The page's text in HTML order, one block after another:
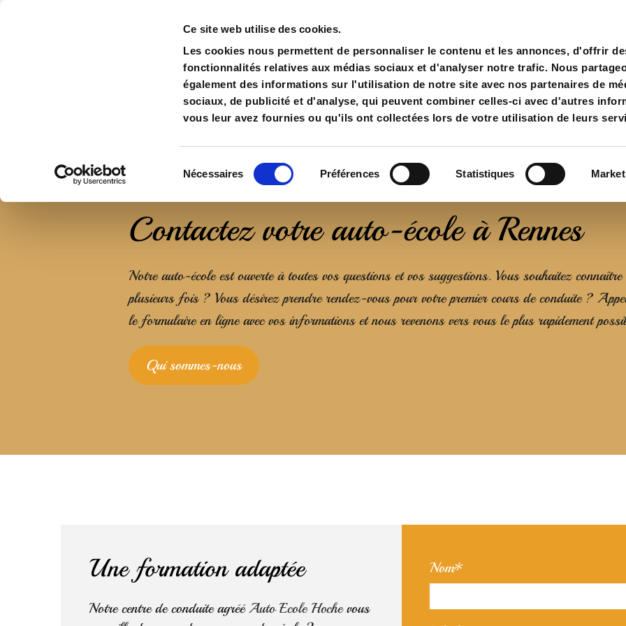
Ce site web utilise des cookies.
Les cookies nous permettent de personnaliser le contenu et les annonces, d'offrir
fonctionnalités relatives aux médias sociaux et d'analyser notre trafic. Nous
également des informations sur l'utilisation de notre site avec nos partenaires de
sociaux, de publicité et d'analyse, qui peuvent combiner celles-ci avec d'autres
vous leur avez fournies ou qu'ils ont collectées lors de votre utilisation de leurs
du
Nécessaires Préférences Statistiques
Accueil Nos formations Tarifs Partenaires
Contactez votre auto-école à Rennes
Notre auto-école est ouverte à toutes vos questions et vos suggestions. Vous souhaitez
plusieurs fois ? Vous désirez prendre rendez-vous pour votre premier cours de conduite ?
le formulaire en ligne avec vos informations et nous revenons vers vous le plus rapidement
Qui sommes-nous
Une formation adaptée
Notre centre de conduite agrééAuto Ecole Hochevous
Nom*